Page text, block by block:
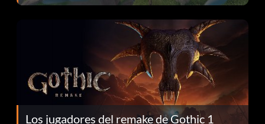
continuación te explicamos por qué.
Los jugadores del remake de Gothic 1